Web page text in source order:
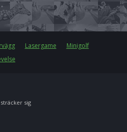
Lasergame
Minigolf
sig